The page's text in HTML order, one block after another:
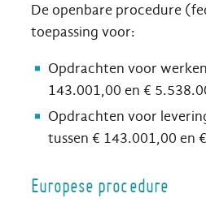
De openbare procedure
toepassing voor:
Opdrachten voor
143.001,00 en €
Opdrachten voor
tussen € 143.001,00 en
Europese procedure